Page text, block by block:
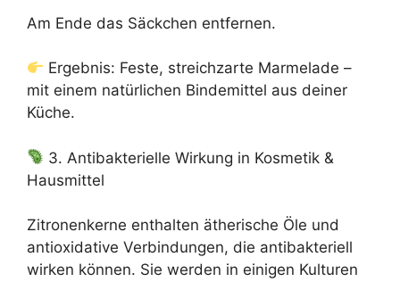
Am Ende das Säckchen entfernen.
Ergebnis: Feste, streichzarte Marmelade –
mit einem natürlichen Bindemittel aus deiner
Küche.
3. Antibakterielle Wirkung in Kosmetik &
Hausmittel
Zitronenkerne enthalten ätherische Öle und
antioxidative Verbindungen, die antibakteriell
wirken können. Sie werden in einigen Kulturen